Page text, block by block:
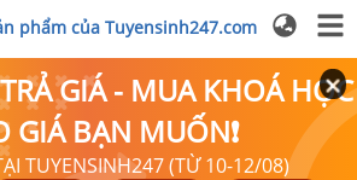
phẩm của Tuyensinh247.com
GIÁ - MUA KHOÁ HỌC
GIÁ BẠN MUỐN❗
TUYENSINH247 (TỪ 10-12/08)